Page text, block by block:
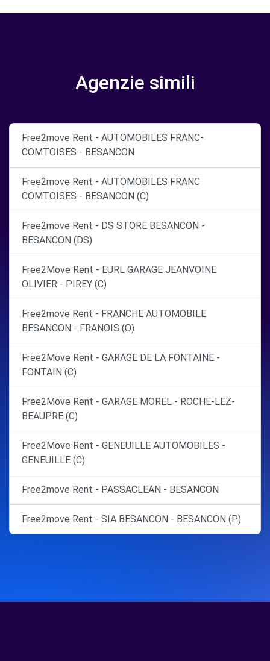
Agenzie simili
Free2move Rent - AUTOMOBILES FRANC-
COMTOISES - BESANCON
Free2move Rent - AUTOMOBILES FRANC
COMTOISES - BESANCON (C)
Free2move Rent - DS STORE BESANCON -
BESANCON (DS)
Free2Move Rent - EURL GARAGE JEANVOINE
OLIVIER - PIREY (C)
Free2move Rent - FRANCHE AUTOMOBILE
BESANCON - FRANOIS (O)
Free2Move Rent - GARAGE DE LA FONTAINE -
FONTAIN (C)
Free2Move Rent - GARAGE MOREL - ROCHE-LEZ-
BEAUPRE (C)
Free2Move Rent - GENEUILLE AUTOMOBILES -
GENEUILLE (C)
Free2move Rent - PASSACLEAN - BESANCON
Free2move Rent - SIA BESANCON - BESANCON (P)